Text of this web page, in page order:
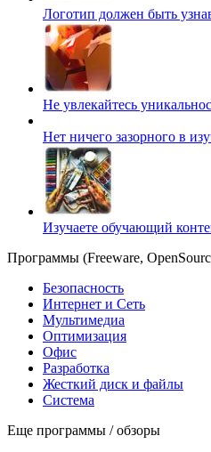
Логотип должен быть
Не увлекайтесь
Нет ничего зазорного в
Изучаете обучающий
Программы (Freeware,
Безопасность
Интернет и Сеть
Мультимедиа
Оптимизация
Офис
Разработка
Жесткий диск и файлы
Система
Еще программы / обзоры